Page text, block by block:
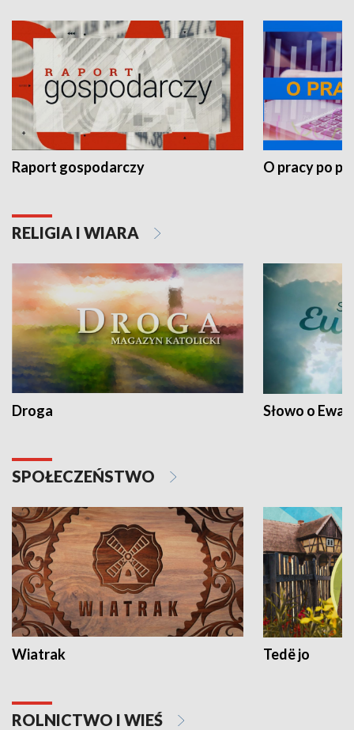
Raport gospodarczy O pracy po
RELIGIA I WIARA
Droga Słowo o
SPOŁECZEŃSTWO
Wiatrak Tedë jo
ROLNICTWO I WIEŚ